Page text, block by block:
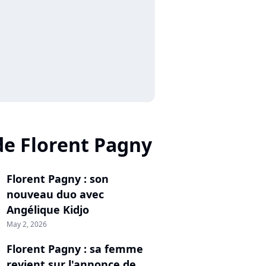
Florent Pagny
Florent Pagny : son
nouveau duo avec
Angélique Kidjo
May 2, 2026
Florent Pagny : sa femme